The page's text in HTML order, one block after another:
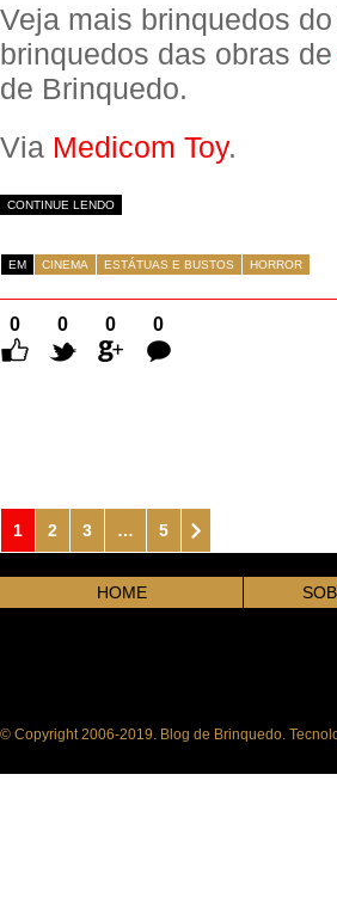
Veja mais brinquedos
brinquedos das obras de
de Brinquedo.
Via Medicom Toy.
CONTINUE LENDO
EM CINEMA ESTÁTUAS E BUSTOS HORROR
0 0 0
0
Comentários
1 2 3 … 5
HOME
© Copyright 2006-2019. Blog de Brinquedo.